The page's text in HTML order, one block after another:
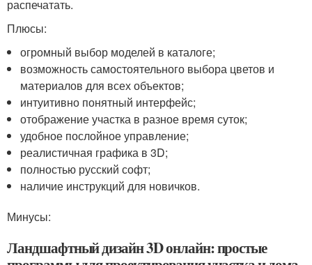
распечатать.
Плюсы:
огромный выбор моделей в каталоге;
возможность самостоятельного выбора цветов и
материалов для всех объектов;
интуитивно понятный интерфейс;
отображение участка в разное время суток;
удобное послойное управление;
реалистичная графика в 3D;
полностью русский софт;
наличие инструкций для новичков.
Минусы:
Ландшафтный дизайн 3D онлайн: простые